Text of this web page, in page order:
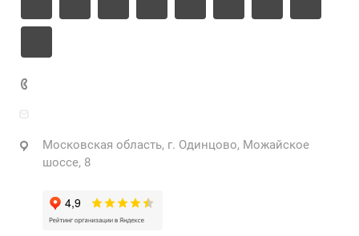
Московская область, г. Одинцово, Можайское
шоссе, 8